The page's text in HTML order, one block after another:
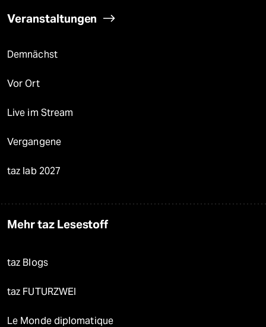
Veranstaltungen
Demnächst
Vor Ort
Live im Stream
Vergangene
taz lab 2027
Mehr taz Lesestoff
taz Blogs
taz FUTURZWEI
Le Monde diplomatique